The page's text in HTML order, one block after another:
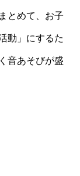
とめて、お子
動」にするた
音あそびが盛